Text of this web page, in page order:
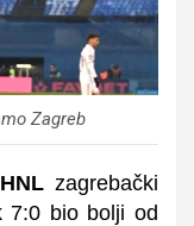
Zagreb
zagrebački
7:0 bio bolji od